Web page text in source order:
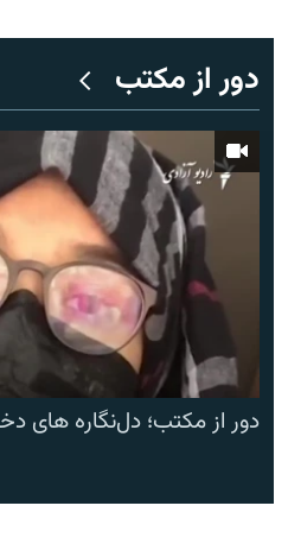
دور از مکتب
دور از مکتب؛ دل‌نگاره های